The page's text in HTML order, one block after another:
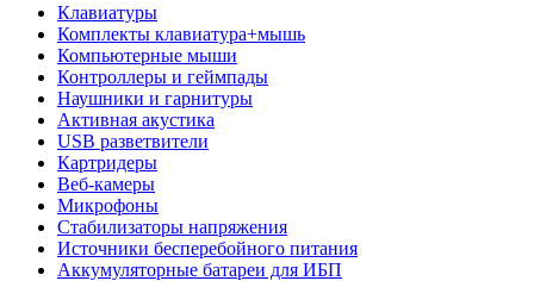
Клавиатуры
Комплекты клавиатура+мышь
Компьютерные мыши
Контроллеры и геймпады
Наушники и гарнитуры
Активная акустика
USB разветвители
Картридеры
Веб-камеры
Микрофоны
Стабилизаторы напряжения
Источники бесперебойного питания
Аккумуляторные батареи для ИБП